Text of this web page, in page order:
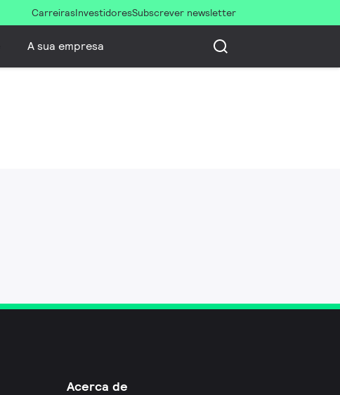
CarreirasInvestidoresSubscrever newsletter
A sua empresa
Acerca de